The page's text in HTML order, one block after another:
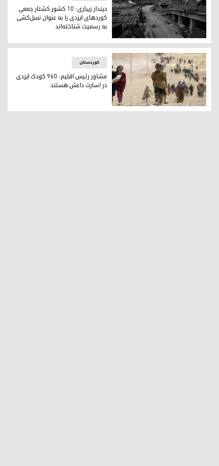
ویرانه های شنگال پس از یورش داعش در سال ٢٠١٤
دیندار زیباری: ١٠ کشور کشتار جمعی
کوردهای ایزدی را به عنوان نسل‌کشی
به رسمیت شناخته‌اند
در سال ٢٠١٤ داعش بیش از دو هزار کودک ایزدی را ربود
کوردستان
مشاور رئیس اقلیم: ٩٦٠ کودک ایزدی
در اسارت داعش هستند